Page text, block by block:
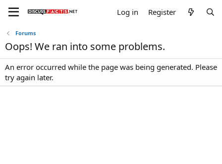
Log in Register
Forums
Oops! We ran into some problems.
An error occurred while the page was being generated. Please
try again later.